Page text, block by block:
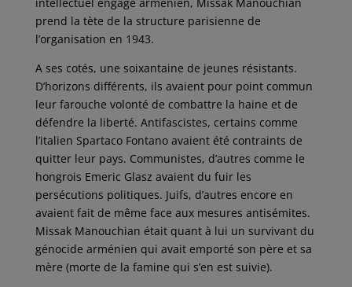
prend la tète de la structure parisienne de
l’organisation en 1943.
A ses cotés, une soixantaine de jeunes résistants.
D’horizons différents, ils avaient pour point commun
leur farouche volonté de combattre la haine et de
défendre la liberté. Antifascistes, certains comme
l’italien Spartaco Fontano avaient été contraints de
quitter leur pays. Communistes, d’autres comme le
hongrois Emeric Glasz avaient du fuir les
persécutions politiques. Juifs, d’autres encore en
avaient fait de même face aux mesures antisémites.
Missak Manouchian était quant à lui un survivant du
génocide arménien qui avait emporté son père et sa
mère (morte de la famine qui s’en est suivie).